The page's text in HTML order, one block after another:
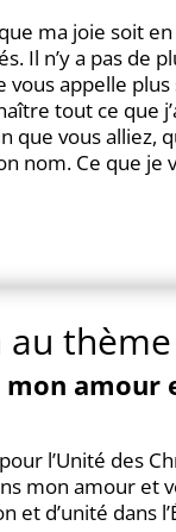
ma joie soit
Il n’y a pas de
vous appelle
tout ce que
que vous alliez,
nom. Ce que je
thème
mon
l’Unité des
mon amour et
et d’unité dans